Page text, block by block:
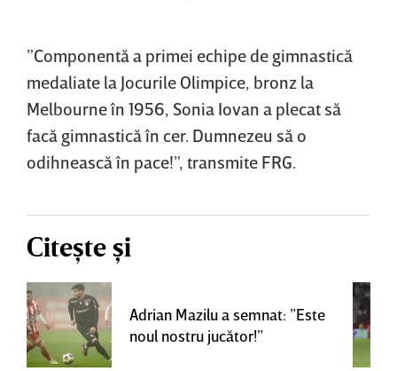
”Componentă a primei echipe de gimnastică
medaliate la Jocurile Olimpice, bronz la
Melbourne în 1956, Sonia Iovan a plecat să
facă gimnastică în cer. Dumnezeu să o
odihnească în pace!”, transmite FRG.
Citește și
Adrian Mazilu a semnat: ”Este
noul nostru jucător!”